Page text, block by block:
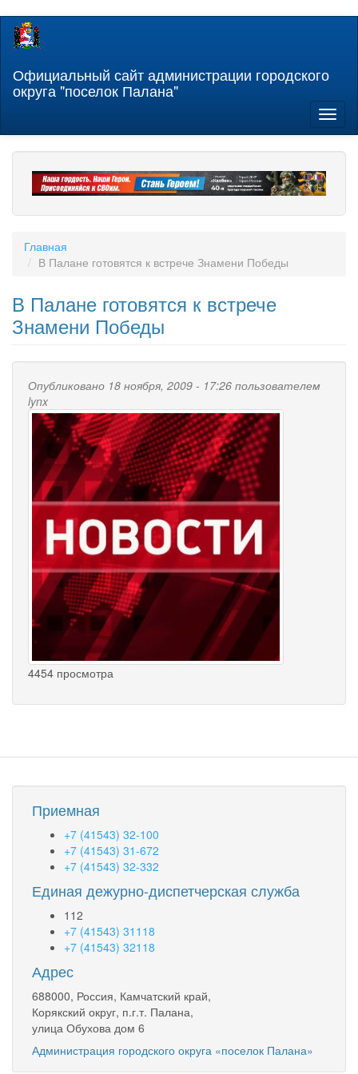
Перейти
содержанию
Официальный сайт администрации городского
округа "поселок Палана"
Главная
В Палане готовятся к встрече Знамени Победы
В Палане готовятся к встрече
Знамени Победы
Опубликовано 18 ноября, 2009 - 17:26 пользователем
lynx
4454 просмотра
Приемная
+7 (41543) 32-100
+7 (41543) 31-672
+7 (41543) 32-332
Единая дежурно-диспетчерская служба
112
+7 (41543) 31118
+7 (41543) 32118
Адрес
688000, Россия, Камчатский край,
Корякский округ, п.г.т. Палана,
улица Обухова дом 6
Администрация городского округа «поселок Палана»